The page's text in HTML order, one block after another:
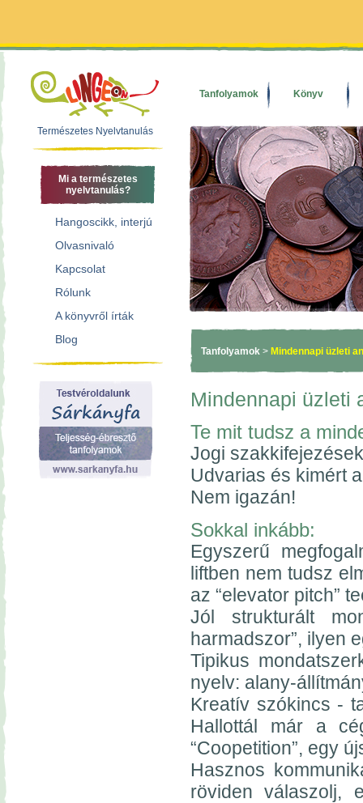
Természetes Nyelvtanulás
Mi a természetes
nyelvtanulás?
Hangoscikk, interjú
Olvasnivaló
Kapcsolat
Rólunk
A könyvről írták
Blog
Tanfolyamok Könyv
Tanfolyamok > Mindennapi üzleti
Mindennapi üzleti
Te mit tudsz a
Jogi
Udvarias és kimért
Nem igazán!
Sokkal inkább:
Egyszerű
liftben nem tudsz
az “elevator pitch”
Jól strukturált
harmadszor”, ilyen
Tipikus
nyelv: alany-
Kreatív szókincs -
Hallottál már a
“Coopetition”, egy
Hasznos
röviden válaszolj,